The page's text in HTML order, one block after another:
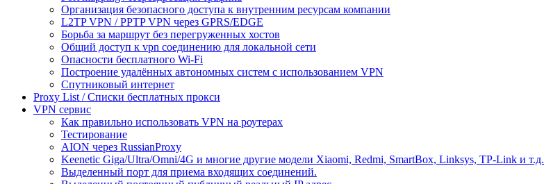
Организация безопасного доступа к внутренним ресурсам компании
L2TP VPN / PPTP VPN через GPRS/EDGE
Борьба за маршрут без перегруженных хостов
Общий доступ к vpn соединению для локальной сети
Опасности бесплатного Wi-Fi
Построение удалённых автономных систем с использованием VPN
Спутниковый интернет
Proxy List / Списки бесплатных прокси
VPN сервис
Как правильно использовать VPN на роутерах
Тестирование
AION через RussianProxy
Keenetic Giga/Ultra/Omni/4G и многие другие модели Xiaomi, Redmi, SmartBox, Linksys, TP-Link и т.д.
Выделенный порт для приема входящих соединений.